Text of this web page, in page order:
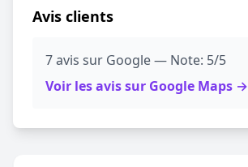
Avis clients
7 avis sur Google — Note: 5/5
Voir les avis sur Google Maps →